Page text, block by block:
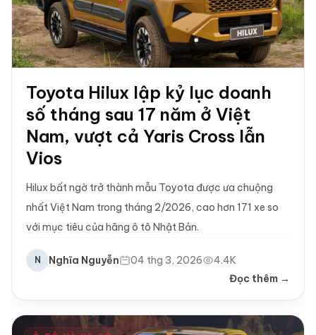
Toyota Hilux lập kỷ lục doanh
số tháng sau 17 năm ở Việt
Nam, vượt cả Yaris Cross lẫn
Vios
Hilux bất ngờ trở thành mẫu Toyota được ưa chuộng
nhất Việt Nam trong tháng 2/2026, cao hơn 171 xe so
với mục tiêu của hãng ô tô Nhật Bản.
N Nghĩa Nguyễn 04 thg 3, 2026
4.4K
Đọc thêm →